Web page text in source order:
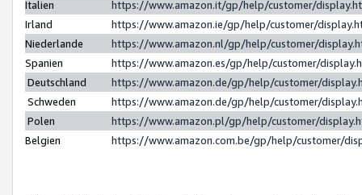
Italien
https://www.amazon.it/gp/help/customer/
Irland
https://www.amazon.ie/gp/help/customer/
Niederlande
https://www.amazon.nl/gp/help/customer/
Spanien
https://www.amazon.es/gp/help/customer/
Deutschland
https://www.amazon.de/gp/help/customer/
Schweden
https://www.amazon.de/gp/help/customer/
Polen
https://www.amazon.pl/gp/help/customer/
Belgien
https://www.amazon.com.be/gp/help/customer/